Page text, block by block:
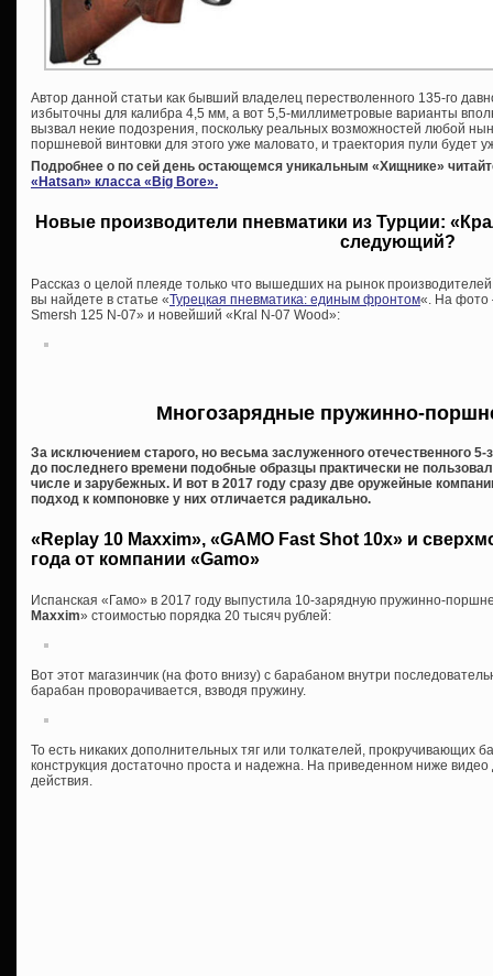
Автор данной статьи как бывший владелец перестволенного 135-го
избыточны для калибра 4,5 мм, а вот 5,5-миллиметровые варианты
вызвал некие подозрения, поскольку реальных возможностей любой
поршневой винтовки для этого уже маловато, и траектория пули будет
Подробнее о по сей день остающемся уникальным «Хищнике»
«Hatsan» класса «Big Bore».
Новые производители пневматики из Турции:
следующий?
Рассказ о целой плеяде только что вышедших на рынок
вы найдете в статье «Турецкая пневматика: единым фронтом«. На фото
Smersh 125 N-07» и новейший «Kral N-07 Wood»:
Многозарядные пружинно-
За исключением старого, но весьма заслуженного отечественного
до последнего времени подобные образцы практически не
числе и зарубежных. И вот в 2017 году сразу две оружейные
подход к компоновке у них отличается радикально.
«Replay 10 Maxxim», «GAMO Fast Shot 10x» и
года от компании «Gamo»
Испанская «Гамо» в 2017 году выпустила 10-зарядную пружинно-
Maxxim» стоимостью порядка 20 тысяч рублей:
Вот этот магазинчик (на фото внизу) с барабаном внутри
барабан проворачивается, взводя пружину.
То есть никаких дополнительных тяг или толкателей, прокручивающих
конструкция достаточно проста и надежна. На приведенном ниже
действия.